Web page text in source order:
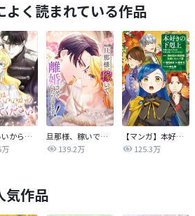
よく読まれている作品
後悔はいいから殺してください
旦那様、稼いで離婚させていただきます！
139.2万
【マンガ】本好きの下剋上 第四部
125.3万
気作品